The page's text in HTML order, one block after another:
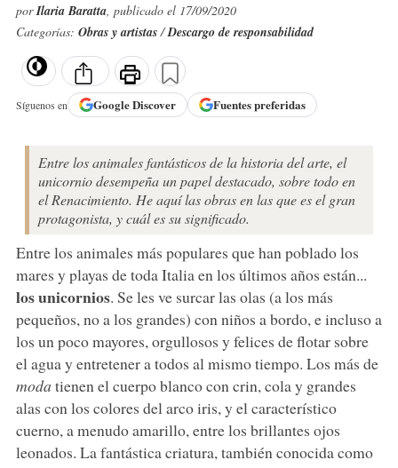
porIlaria Baratta, publicado el 17/09/2020
Categorías: Obras y artistas/Descargo de responsabilidad
Síguenos en GoogleDiscover Fuentes preferidas
Entre los animales fantásticos de la historia del arte, el
unicornio desempeña un papel destacado, sobre todo en
el Renacimiento. He aquí las obras en las que es el gran
protagonista, y cuál es su significado.
Entre los animales más populares que han poblado los
mares y playas de toda Italia en los últimos años están...
los unicornios. Se les ve surcar las olas (a los más
pequeños, no a los grandes) con niños a bordo, e incluso a
los un poco mayores, orgullosos y felices de flotar sobre
el agua y entretener a todos al mismo tiempo. Los más de
moda tienen el cuerpo blanco con crin, cola y grandes
alas con los colores del arco iris, y el característico
cuerno, a menudo amarillo, entre los brillantes ojos
leonados. La fantástica criatura, también conocida como